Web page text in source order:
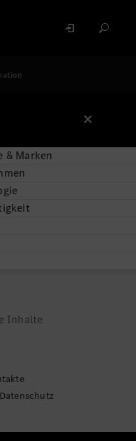
& Marken
Inhalte
Claret Jug
EQXX